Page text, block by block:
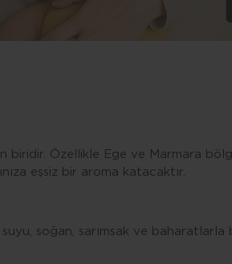
biridir. Özellikle Ege ve Marmara
eşsiz bir aroma katacaktır.
suyu, soğan, sarımsak ve